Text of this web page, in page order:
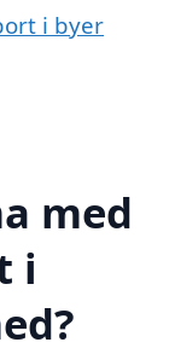
i byer
med
i